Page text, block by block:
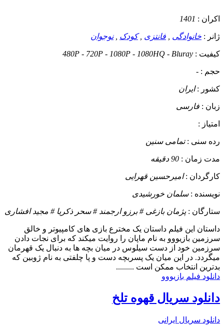
اکران : 1401
ژانر : خانوادگی فانتزی ,کودک ,نوجوان
کیفیت : 480P - 720P - 1080P - 1080HQ - Bluray
حجم : -
کشور :ایران
زبان : فارسی
امتیاز :
رده سنی :تمامی سنین
مدت زمان : 90 دقیقه
کارگردان :امیرحسین قهرایی
نویسنده :سلمان خورشیدی
ستارگان :پژمان بازغی # برزو ارجمند # سحر ذكريا # مجید افشاری
داستان این فیلم داستان یک مخترع بازی های کامپیوتر و خالق
سرزمین بازیووو به نام ماپان را روایت میکند که برای نجات دادن
سرزمین خود از دست سیلوس در میان بچه ها به دنبال یک قهرمان
میگردد. در این میان یک پسربچه دست و پا چلفتی به نام ژوبین که
بدترین انتخاب ممکن است .........
دانلود فیلم بازيووو
دانلود سریال قهوه تلخ
دانلود سریال ایرانی